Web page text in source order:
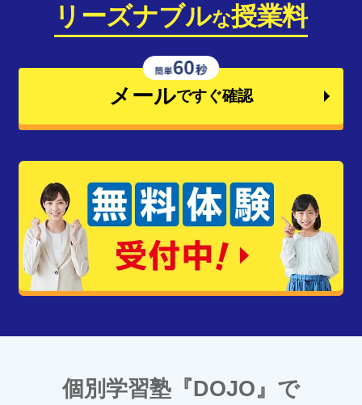
リーズナブルな授業料
メールですぐ確認
個別学習塾『DOJO』で